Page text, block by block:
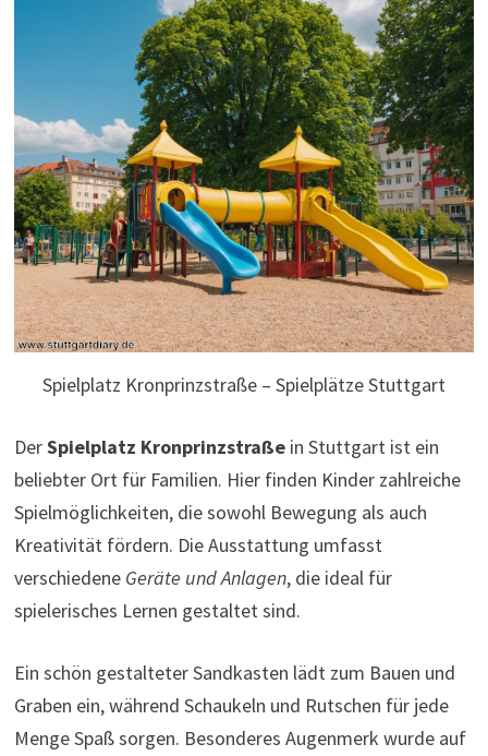
Spielplatz Kronprinzstraße – Spielplätze Stuttgart
DerSpielplatz Kronprinzstraßein Stuttgart ist ein
beliebter Ort für Familien. Hier finden Kinder zahlreiche
Spielmöglichkeiten, die sowohl Bewegung als auch
Kreativität fördern. Die Ausstattung umfasst
verschiedene Geräte und Anlagen, die ideal für
spielerisches Lernen gestaltet sind.
Ein schön gestalteter Sandkasten lädt zum Bauen und
Graben ein, während Schaukeln und Rutschen für jede
Menge Spaß sorgen. Besonderes Augenmerk wurde auf